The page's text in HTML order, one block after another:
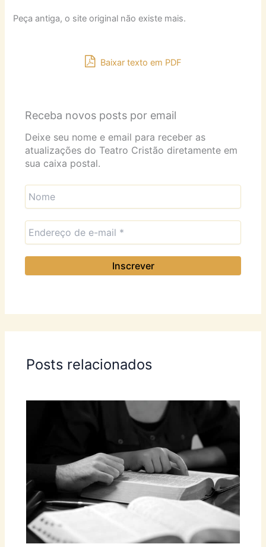
Peça antiga, o site original não existe mais.
Baixar texto em PDF
Receba novos posts por email
Deixe seu nome e email para receber as
atualizações do Teatro Cristão diretamente em
sua caixa postal.
Posts relacionados